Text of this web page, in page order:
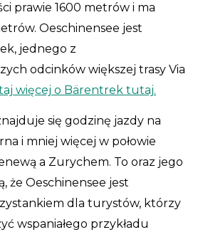
prawie 1600 metrów i ma
Oeschinensee jest
jednego z
odcinków większej trasy Via
więcej o Bärentrek tutaj.
się godzinę jazdy na
i mniej więcej w połowie
a Zurychem. To oraz jego
że Oeschinensee jest
dla turystów, którzy
wspaniałego przykładu